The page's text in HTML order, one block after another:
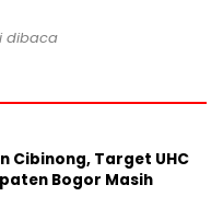
dibaca
Cibinong, Target UHC
Bogor Masih